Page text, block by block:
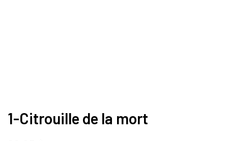
1-Citrouille de la mort